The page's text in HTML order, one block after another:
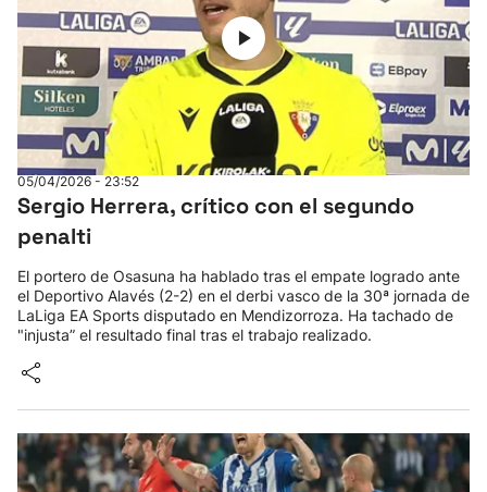
05/04/2026 - 23:52
Sergio Herrera, crítico con el segundo
penalti
El portero de Osasuna ha hablado tras el empate logrado ante
el Deportivo Alavés (2-2) en el derbi vasco de la 30ª jornada de
LaLiga EA Sports disputado en Mendizorroza. Ha tachado de
"injusta” el resultado final tras el trabajo realizado.